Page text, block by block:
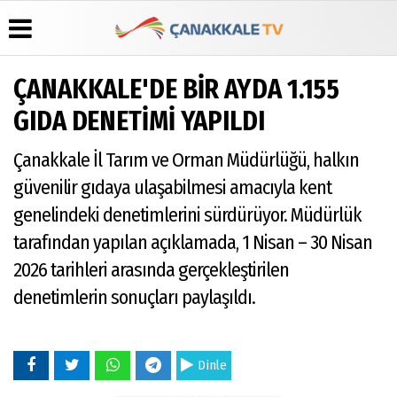
Üye Paneli
Haber
Arşivi
Arşivi
Günün
Haberleri
Hava
Durumu
Manşetleri
Anketler
Biyografiler
Köşe
Yazarları
Video
Galeri
Foto
Galeri
Çerez
Gizlilik
İlkeleri
ÇANAKKALE'DE BİR AYDA 1.155
GIDA DENETİMİ YAPILDI
Çanakkale İl Tarım ve Orman Müdürlüğü, halkın
güvenilir gıdaya ulaşabilmesi amacıyla kent
genelindeki denetimlerini sürdürüyor. Müdürlük
tarafından yapılan açıklamada, 1 Nisan – 30 Nisan
2026 tarihleri arasında gerçekleştirilen
denetimlerin sonuçları paylaşıldı.
Dinle